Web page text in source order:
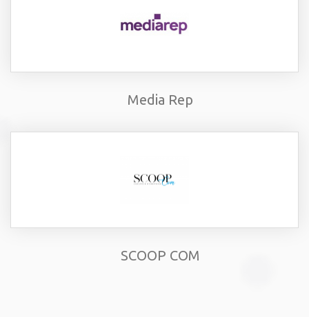
Media Rep
SCOOP COM